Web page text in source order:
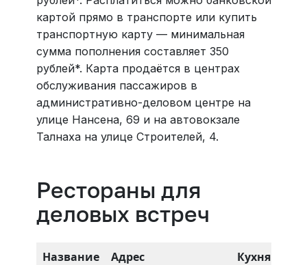
картой прямо в транспорте или купить
транспортную карту — минимальная
сумма пополнения составляет 350
рублей*. Карта продаётся в центрах
обслуживания пассажиров в
административно-деловом центре на
улице Нансена, 69 и на автовокзале
Талнаха на улице Строителей, 4.
Рестораны для
деловых встреч
Название Адрес
Кухня